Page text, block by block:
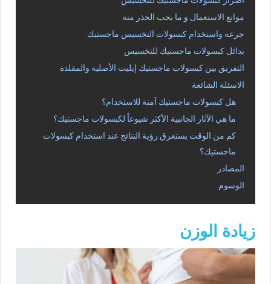
موانع الاستعمال و ما يجب الحذر منه
جرعة واستخدام كبسولات التخسيس ماجستيك
بدائل كبسولات ماجستيك للتخسيس
التفريق بين كبسولات ماجستيك إيليت الأصلية والمقلدة
الاسئلة الشائعة
هل كبسولات ماجستيك آمنة للاستخدام؟
ما هي الآثار الجانبية الأكثر شيوعاً لكبسولات ماجستيك؟
كم من الوقت يستغرق رؤية النتائج عند استخدام كبسولات
ماجستيك؟
المصادر
الوسوم
زيادة الوزن